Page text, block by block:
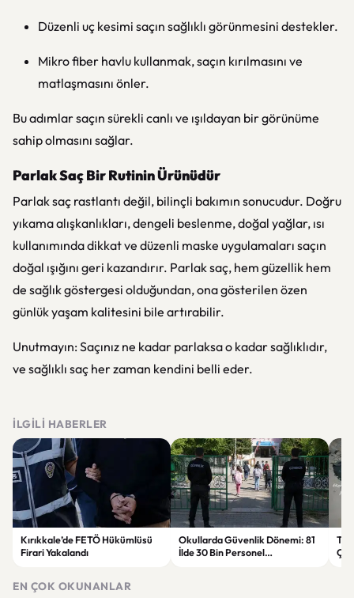
Düzenli uç kesimi saçın sağlıklı görünmesini destekler.
Mikro fiber havlu kullanmak, saçın kırılmasını ve
matlaşmasını önler.
Bu adımlar saçın sürekli canlı ve ışıldayan bir görünüme
sahip olmasını sağlar.
Parlak Saç Bir Rutinin Ürünüdür
Parlak saç rastlantı değil, bilinçli bakımın sonucudur. Doğru
yıkama alışkanlıkları, dengeli beslenme, doğal yağlar, ısı
kullanımında dikkat ve düzenli maske uygulamaları saçın
doğal ışığını geri kazandırır. Parlak saç, hem güzellik hem
de sağlık göstergesi olduğundan, ona gösterilen özen
günlük yaşam kalitesini bile artırabilir.
Unutmayın: Saçınız ne kadar parlaksa o kadar sağlıklıdır,
ve sağlıklı saç her zaman kendini belli eder.
İLGILI HABERLER
Kırıkkale’de FETÖ Hükümlüsü
Firari Yakalandı
Okullarda Güvenlik Dönemi: 81
İlde 30 Bin Personel
EN ÇOK OKUNANLAR